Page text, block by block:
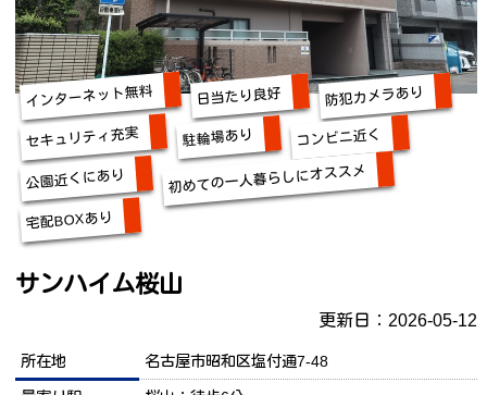
インターネット無料 日当たり良好 防犯カメラあり
セキュリティ充実 駐輪場あり コンビニ近く
公園近くにあり 初めての一人暮らしにオススメ
宅配BOXあり
サンハイム桜山
更新日：2026-05-12
所在地 名古屋市昭和区塩付通7-48